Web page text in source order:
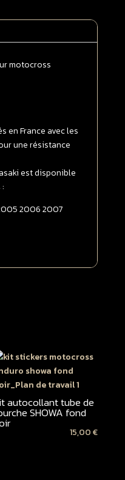
motocross
en France avec les
une résistance
est disponible
2006 2007
autocollant tube de
SHOWA fond
15,00€